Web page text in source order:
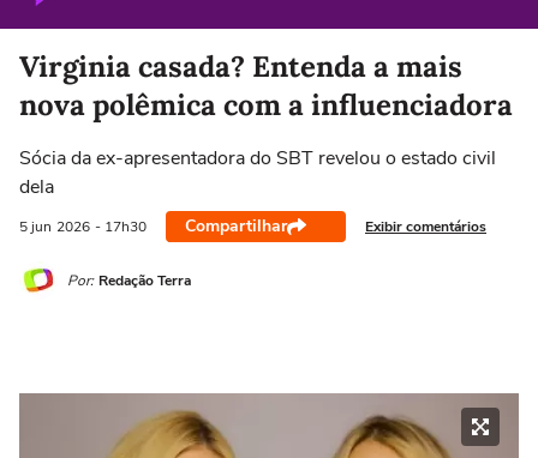
Virginia casada? Entenda a mais
nova polêmica com a influenciadora
Sócia da ex-apresentadora do SBT revelou o estado civil
dela
5 jun 2026 - 17h30 Compartilhar Exibir comentários
Por: Redação Terra